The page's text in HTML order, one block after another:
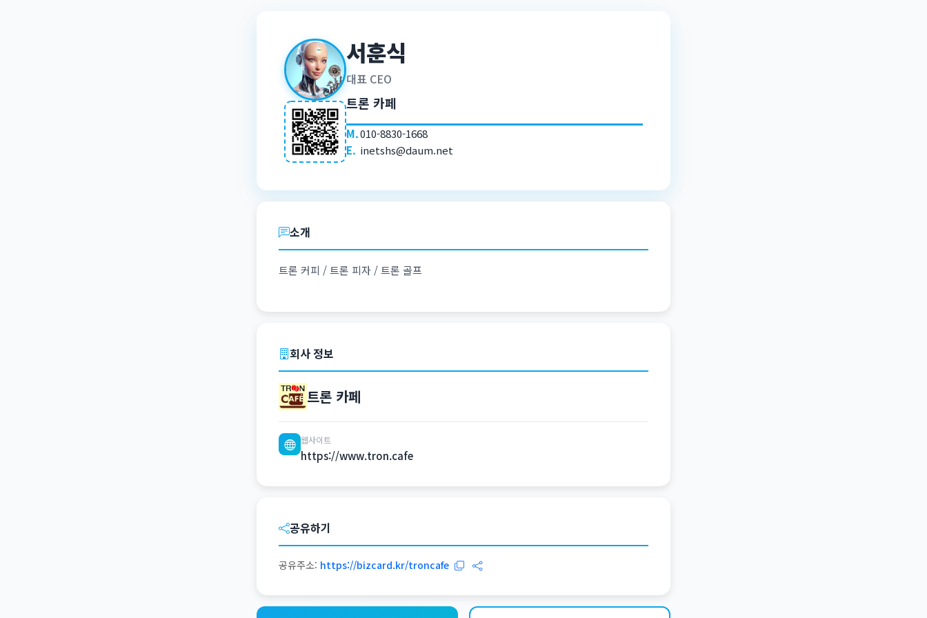
서훈식
대표 CEO
트론 카페
M.010-8830-1668
E. inetshs@daum.net
소개
트론 커피 / 트론 피자 / 트론 골프
회사 정보
트론 카페
웹사이트
https://www.tron.cafe
공유하기
공유주소: https://bizcard.kr/troncafe